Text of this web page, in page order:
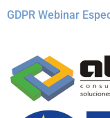
GDPR Webinar